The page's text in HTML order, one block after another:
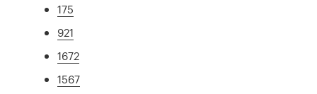
175
921
1672
1567